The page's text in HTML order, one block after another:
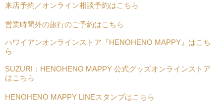
来店予約／オンライン相談予約はこちら
営業時間外の旅行のご予約はこちら
ハワイアンオンラインストア『HENOHENO MAPPY』はこち
ら
SUZURI：HENOHENO MAPPY 公式グッズオンラインストア
はこちら
HENOHENO MAPPY LINEスタンプはこちら